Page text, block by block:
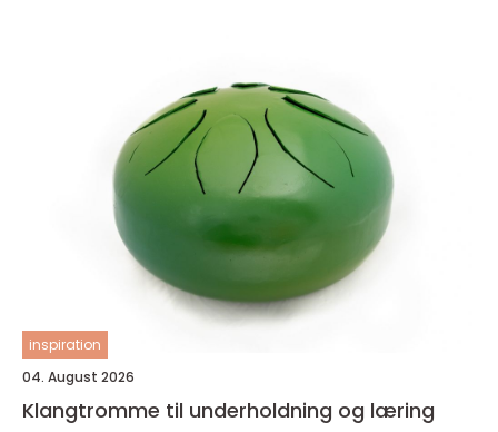
inspiration
04. August 2026
Klangtromme til underholdning og læring